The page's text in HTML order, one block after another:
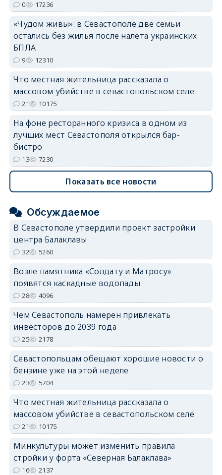
0 17236
«Чудом живы»: в Севастополе две семьи
остались без жилья после налёта украинских
БПЛА
9 12310
Что местная жительница рассказала о
массовом убийстве в севастопольском селе
21 10175
На фоне ресторанного кризиса в одном из
лучших мест Севастополя открылся бар-
бистро
13 7230
Показать все новости
Обсуждаемое
В Севастополе утвердили проект застройки
центра Балаклавы
32 5260
Возле памятника «Солдату и Матросу»
появятся каскадные водопады
28 4096
Чем Севастополь намерен привлекать
инвесторов до 2039 года
25 2178
Севастопольцам обещают хорошие новости о
бензине уже на этой неделе
23 5704
Что местная жительница рассказала о
массовом убийстве в севастопольском селе
21 10175
Минкультуры может изменить правила
стройки у форта «Северная Балаклава»
16 2137